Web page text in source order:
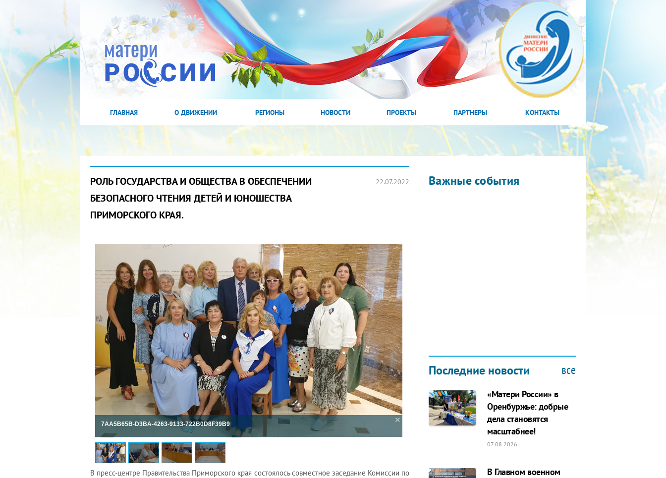
ГЛАВНАЯ О ДВИЖЕНИИ РЕГИОНЫ НОВОСТИ ПРОЕКТЫ ПАРТНЕРЫ КОНТАКТЫ
РОЛЬ ГОСУДАРСТВА И ОБЩЕСТВА В ОБЕСПЕЧЕНИИ
БЕЗОПАСНОГО ЧТЕНИЯ ДЕТЕЙ И ЮНОШЕСТВА
ПРИМОРСКОГО КРАЯ.
22.07.2022
7AA5B65B-D3BA-4263-9133-722B0D8F39B9
В пресс-центре Правительства Приморского края состоялось совместное заседание Комиссии по
Важные события
2022 ГОД ПРОВОЗГЛАШЕН ГОДОМ
МАТЕРИ В ЯКУТИИ
19.12.2021
Последние новости все
«Матери России» в
Оренбуржье: добрые
дела становятся
масштабнее!
07.08.2026
В Главном военном